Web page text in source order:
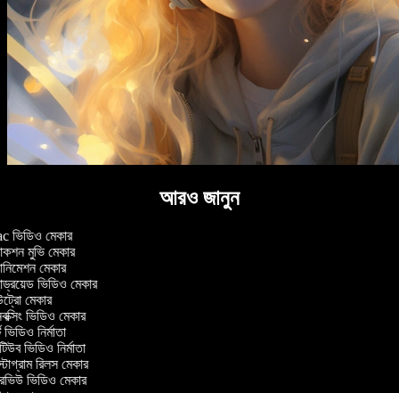
আরও জানুন
ভিডিও মেকার
মুভি মেকার
মেকার
ভিডিও মেকার
মেকার
ভিডিও মেকার
নির্মাতা
ভিডিও নির্মাতা
রিলস মেকার
ভিডিও মেকার